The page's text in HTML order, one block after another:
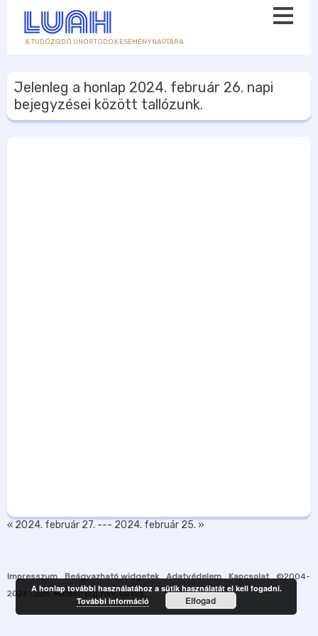
A TUDÓZSIDÓ UNORTODOX ESEMÉNYNAPTÁRA
Jelenleg a honlap 2024. február 26. napi
bejegyzései között tallózunk.
« 2024. február 27. --- 2024. február 25. »
Impresszum Beágyazható widgetek Adatvédelem Kapcsolat
©2004-
2026 Luah. Minden jog fenntartva.
A honlap további használatához a sütik használatát el kell fogadni.
További információ
Elfogad